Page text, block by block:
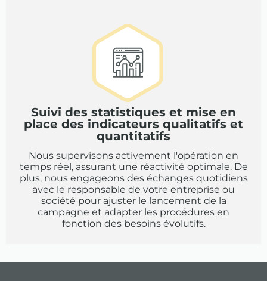
Suivi des statistiques et mise en
place des indicateurs qualitatifs et
quantitatifs
Nous supervisons activement l'opération en
temps réel, assurant une réactivité optimale. De
plus, nous engageons des échanges quotidiens
avec le responsable de votre entreprise ou
société pour ajuster le lancement de la
campagne et adapter les procédures en
fonction des besoins évolutifs.